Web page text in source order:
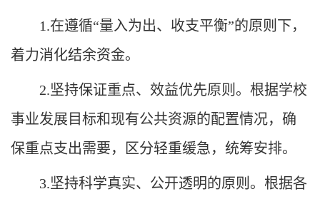
1.在遵循“量入为出、收支平衡”的原则下，
着力消化结余资金。
2.坚持保证重点、效益优先原则。根据学校
事业发展目标和现有公共资源的配置情况，确
保重点支出需要，区分轻重缓急，统筹安排。
3.坚持科学真实、公开透明的原则。根据各